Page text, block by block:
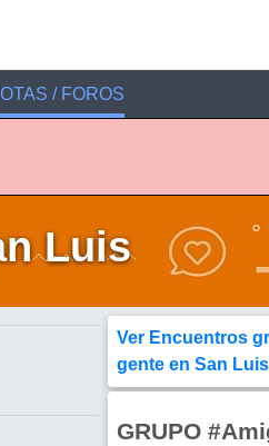
/ FOROS
Luis
Ver Encuentros
gente en San Luis
GRUPO